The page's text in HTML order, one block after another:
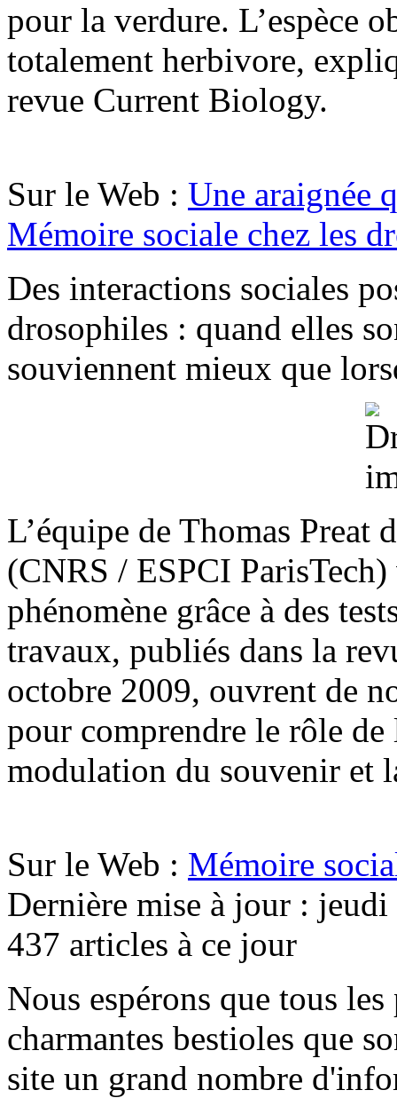
pour la verdure. L’espèce
totalement herbivore,
revue Current Biology.
Sur le Web : Une araignée
Mémoire sociale chez les
Des interactions sociales
drosophiles : quand elles
souviennent mieux que
L’équipe de Thomas
(CNRS / ESPCI
phénomène grâce à des
travaux, publiés dans la
octobre 2009, ouvrent de
pour comprendre le rôle
modulation du souvenir et
Sur le Web : Mémoire
Dernière mise à jour :
437 articles à ce jour
Nous espérons que tous
charmantes bestioles que
site un grand nombre